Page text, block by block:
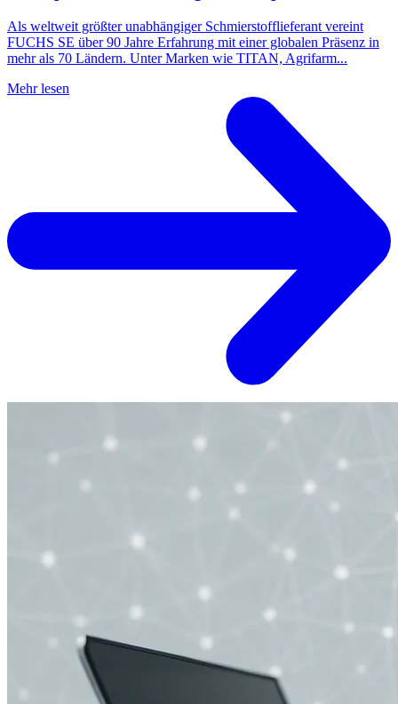
Als weltweit größter unabhängiger Schmierstofflieferant vereint
FUCHS SE über 90 Jahre Erfahrung mit einer globalen Präsenz in
mehr als 70 Ländern. Unter Marken wie TITAN, Agrifarm...
Mehr lesen